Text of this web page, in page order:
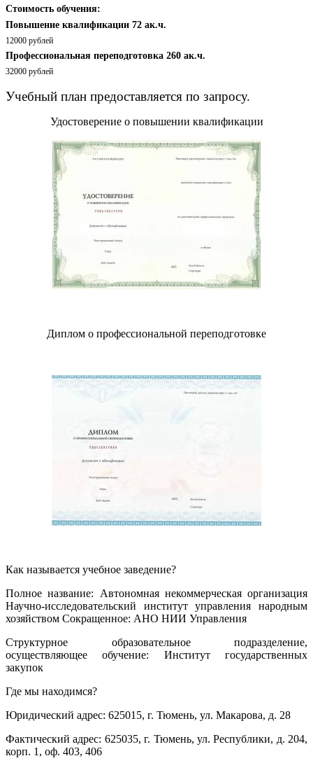
Стоимость обучения:
Повышение квалификации 72 ак.ч.
12000 рублей
Профессиональная переподготовка 260 ак.ч.
32000 рублей
Учебный план предоставляется по запросу.
Удостоверение о повышении квалификации
Диплом о профессиональной переподготовке
Как называется учебное заведение?
Полное название: Автономная некоммерческая организация
Научно-исследовательский институт управления народным
хозяйством Сокращенное: АНО НИИ Управления
Структурное образовательное подразделение,
осуществляющее обучение: Институт государственных
закупок
Где мы находимся?
Юридический адрес: 625015, г. Тюмень, ул. Макарова, д. 28
Фактический адрес: 625035, г. Тюмень, ул. Республики, д. 204,
корп. 1, оф. 403, 406